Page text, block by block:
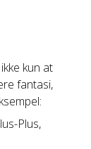
kun at
fantasi,
Plus,